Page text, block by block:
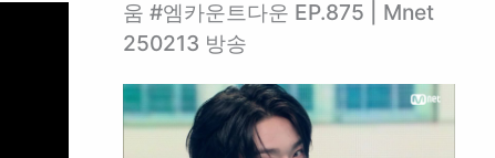
움 #엠카운트다운 EP.875 | Mnet
250213 방송